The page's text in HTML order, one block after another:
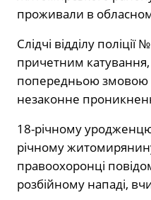
проживали в
Слідчі відділу
причетним
попередньою змовою
незаконне
18-річному
річному
правоохоронці
розбійному нападі,